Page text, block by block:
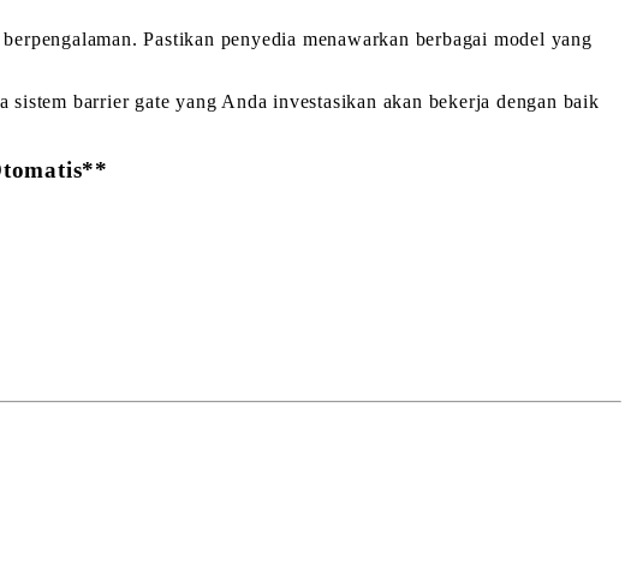
Pastikan penyedia menawarkan berbagai model yang
barrier gate yang Anda investasikan akan bekerja dengan baik